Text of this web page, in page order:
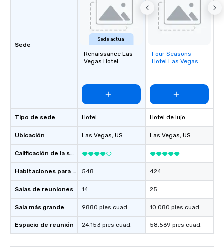
Sede
Tipo de sede
Ubicación
Calificación de la sede
Habitaciones para huéspedes
Salas de reuniones
Sala más grande
Espacio de reunión
Sede actual
Renaissance Las
Vegas Hotel
Hotel
Las Vegas, US
548
14
9880 pies cuad.
24.153 pies cuad.
Removed from
favorites
Four Seasons
Hotel Las Vegas
Hotel de lujo
Las Vegas, US
424
25
10.080 pies cuad.
58.569 pies cuad.